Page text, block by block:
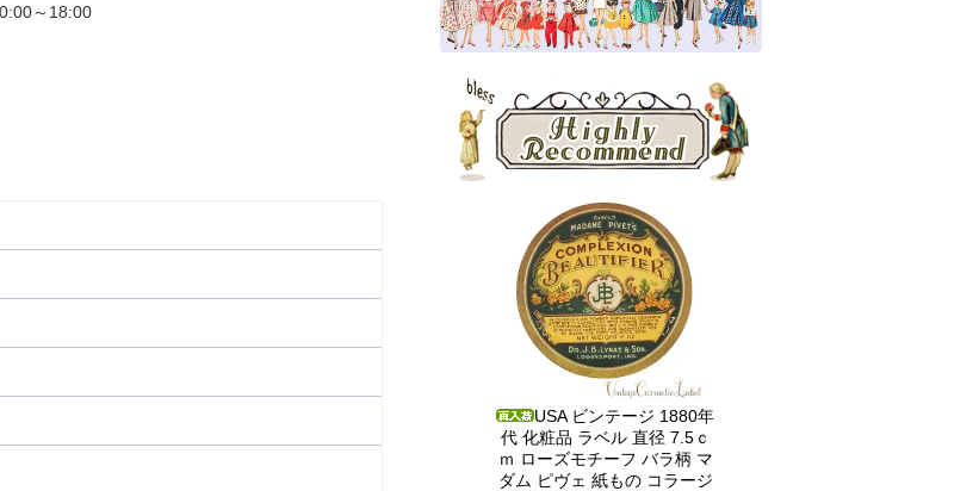
～18:00
USA ビンテージ 1880年
代 化粧品 ラベル 直径 7.5ｃ
ｍ ローズモチーフ バラ柄 マ
ダム ピヴェ 紙もの コラージ